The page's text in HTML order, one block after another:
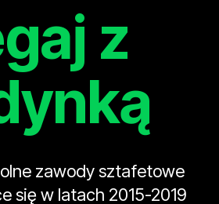
z
zawody sztafetowe
się w latach 2015-2019